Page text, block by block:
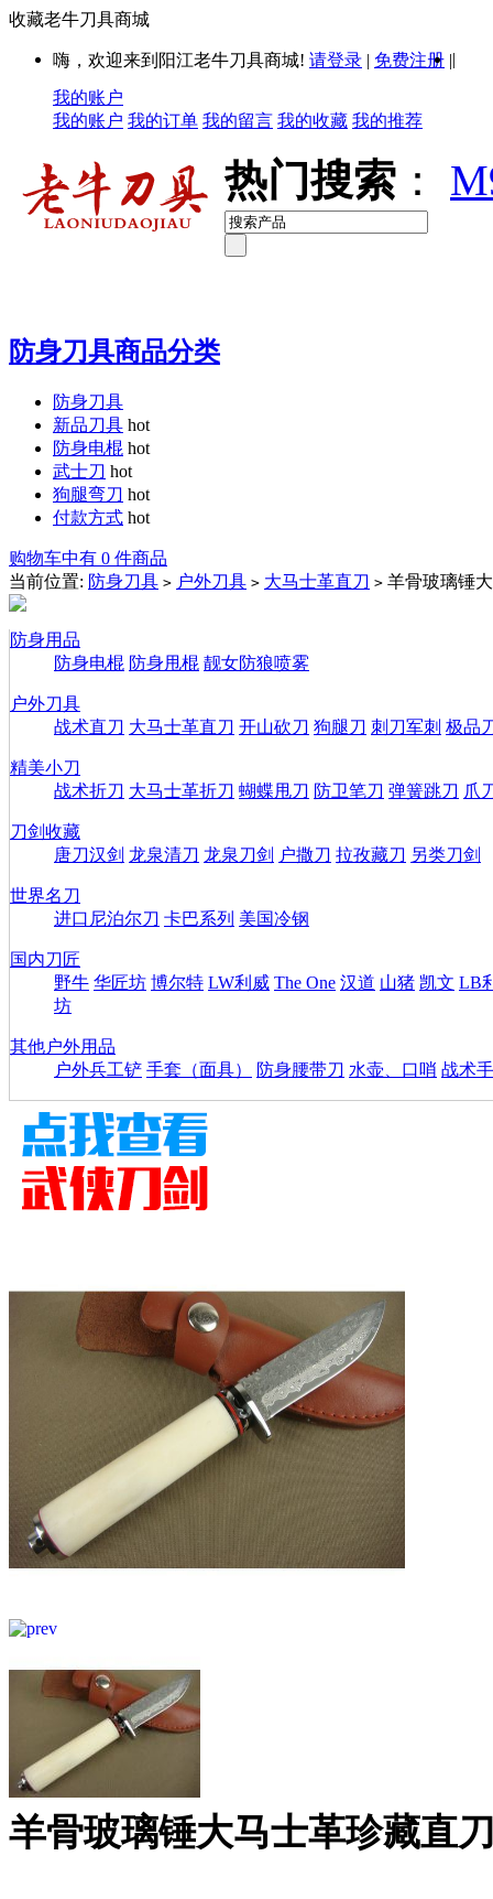
收藏老牛刀具商城
嗨，欢迎来到阳江老牛刀具商城! 请登录 | 免费注册 ||
我的账户
我的账户 我的订单 我的留言 我的收藏 我的推荐
热门搜索 ：
防身刀具商品分类
防身刀具
新品刀具 hot
防身电棍 hot
武士刀 hot
狗腿弯刀 hot
付款方式 hot
购物车中有 0 件商品
当前位置: 防身刀具 > 户外刀具 > 大马士革直刀 > 羊骨玻璃锤
防身用品
防身电棍 防身甩棍 靓女防狼喷雾
户外刀具
战术直刀 大马士革直刀 开山砍刀 狗腿刀 刺刀军刺 极品
精美小刀
战术折刀 大马士革折刀 蝴蝶甩刀 防卫笔刀 弹簧跳刀 爪
刀剑收藏
唐刀汉剑 龙泉清刀 龙泉刀剑 户撒刀 拉孜藏刀 另类刀剑
世界名刀
进口尼泊尔刀 卡巴系列 美国冷钢
国内刀匠
野牛 华匠坊 博尔特 LW利威 The One 汉道 山猪 凯文 LB
坊
其他户外用品
户外兵工铲 手套（面具） 防身腰带刀 水壶、口哨 战术
羊骨玻璃锤大马士革珍藏直